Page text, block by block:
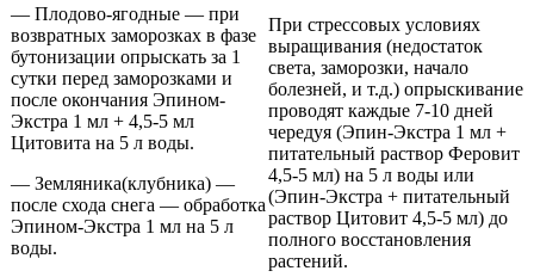
— Плодово-ягодные — при
возвратных заморозках в фазе
бутонизации опрыскать за 1
сутки перед заморозками и
после окончания Эпином-
Экстра 1 мл + 4,5-5 мл
Цитовита на 5 л воды.
— Земляника(клубника) —
после схода снега — обработка
Эпином-Экстра 1 мл на 5 л
воды.
При стрессовых условиях
выращивания (недостаток
света, заморозки, начало
болезней, и т.д.) опрыскивание
проводят каждые 7-10 дней
чередуя (Эпин-Экстра 1 мл +
питательный раствор Феровит
4,5-5 мл) на 5 л воды или
(Эпин-Экстра + питательный
раствор Цитовит 4,5-5 мл) до
полного восстановления
растений.